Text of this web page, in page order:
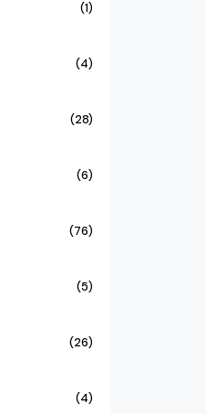
(1)
(4)
(28)
(6)
(76)
(5)
(26)
(4)